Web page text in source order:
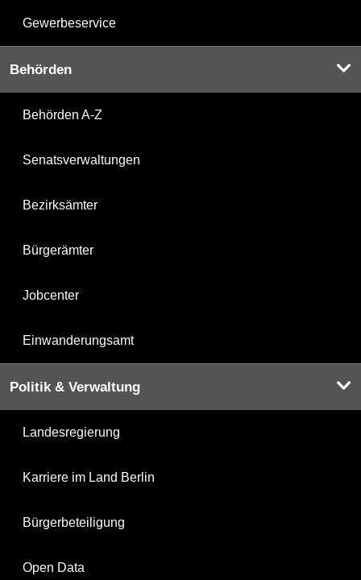
Gewerbeservice
Behörden
Behörden A-Z
Senatsverwaltungen
Bezirksämter
Bürgerämter
Jobcenter
Einwanderungsamt
Politik & Verwaltung
Landesregierung
Karriere im Land Berlin
Bürgerbeteiligung
Open Data